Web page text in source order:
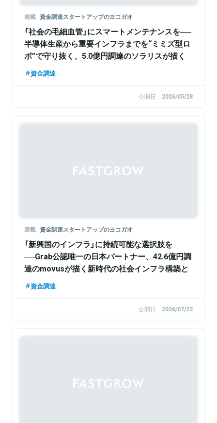
連載 資金調達スタートアップのヨコガオ
「社会の毛細血管」にスマートメンテナンスを──
半導体生産から重要インフラまでを“ミミズ型ロ
ボ”で守り抜く、5.0億円調達のソラリスが描く
「予防保全」のグローバル標準とは
資金調達
公開日 2026/05/28
連載 資金調達スタートアップのヨコガオ
「新興国のインフラ」に持続可能な選択肢を
──Grab公認唯一の日本パートナー、42.6億円調
達のmovusが描く新時代の社会インフラ構築と
は資金調達
公開日 2026/07/22